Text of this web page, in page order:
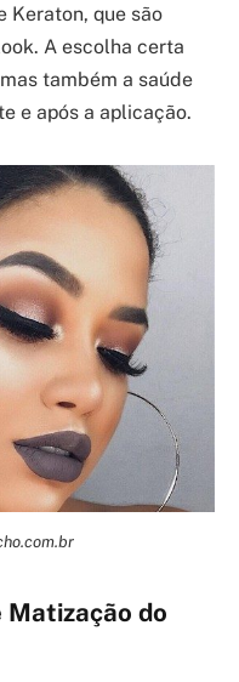
Keraton, que são
A escolha certa
também a saúde
e após a aplicação.
Matização do